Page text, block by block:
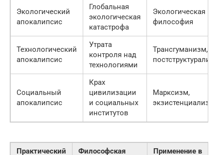
Экологический
апокалипсис
Глобальная
экологическая
катастрофа
Экологическая
философия
Технологический
апокалипсис
Утрата
контроля над
технологиями
Трансгуманизм,
Социальный
апокалипсис
Крах
цивилизации
и социальных
институтов
Марксизм,
экзистенциализм
Практический
Философская
Применение в